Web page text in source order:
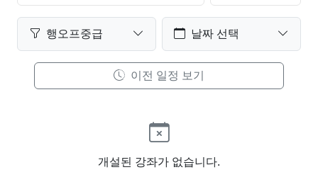
행오프중급 날짜 선택
이전 일정 보기
개설된 강좌가 없습니다.